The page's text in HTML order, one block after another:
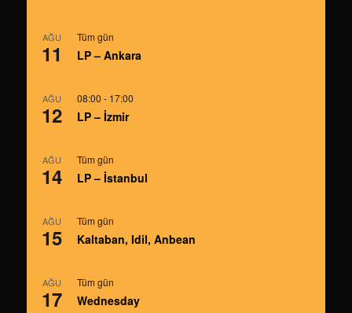
AĞU
11
Tüm gün
LP – Ankara
AĞU
12
08:00 - 17:00
LP – İzmir
AĞU
14
Tüm gün
LP – İstanbul
AĞU
15
Tüm gün
Kaltaban, Idil, Anbean
AĞU
17
Tüm gün
Wednesday